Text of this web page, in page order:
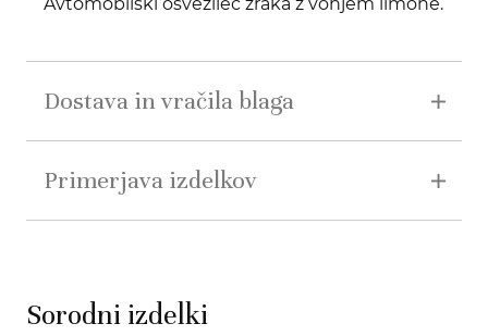
Dostava in vračila blaga
Primerjava izdelkov
Sorodni izdelki